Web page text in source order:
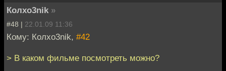
Колxo3nik »
#48 | 22.01.09 11:36
Кому: Колxo3nik, #42
> В каком фильме посмотреть можно?